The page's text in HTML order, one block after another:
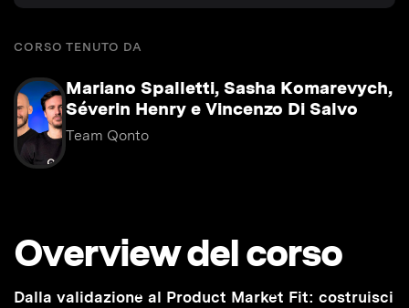
CORSO TENUTO DA
Mariano Spalletti, Sasha Komarevych,
Séverin Henry e Vincenzo Di Salvo
Team Qonto
Overview del corso
Dalla validazione al Product Market Fit: costruisci